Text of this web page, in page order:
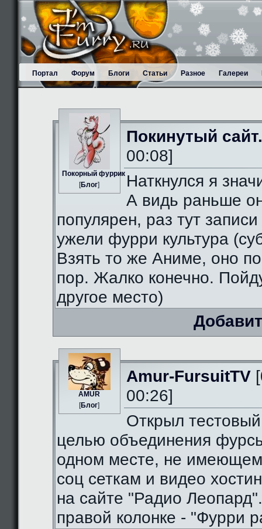
Портал Форум Блоги Статьи Разное Галереи
Пoкорный фуррик
[Блог]
Покинутый сайт.
00:08]
Наткнулся я
А видь раньше
популярен, раз тут
ужели фурри культура
Взять то же Аниме, оно
пор. Жалко конечно.
другое место)
AMUR
[Блог]
Amur-FursuitTV
00:26]
Открыл
целью объединения
одном месте, не
соц сеткам и видео
на сайте "Радио
правой колонке - "Фурри